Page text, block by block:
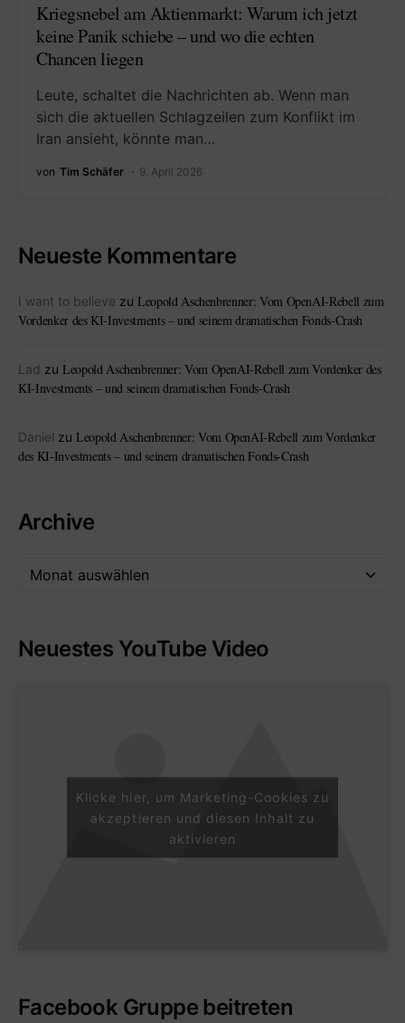
Kriegsnebel am Aktienmarkt: Warum ich jetzt
keine Panik schiebe – und wo die echten
Chancen liegen
Leute, schaltet die Nachrichten ab. Wenn man
sich die aktuellen Schlagzeilen zum Konflikt im
Iran ansieht, könnte man…
von Tim Schäfer 9. April 2026
Neueste Kommentare
I want to believe zu Leopold Aschenbrenner: Vom OpenAI-Rebell zum
Vordenker des KI-Investments – und seinem dramatischen Fonds-Crash
Lad zu Leopold Aschenbrenner: Vom OpenAI-Rebell zum Vordenker des
KI-Investments – und seinem dramatischen Fonds-Crash
Daniel zu Leopold Aschenbrenner: Vom OpenAI-Rebell zum Vordenker
des KI-Investments – und seinem dramatischen Fonds-Crash
Archive
Neuestes YouTube Video
Klicke hier, um Marketing-Cookies zu
akzeptieren und diesen Inhalt zu
aktivieren
Facebook Gruppe beitreten